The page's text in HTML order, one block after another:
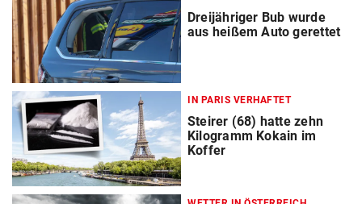
Dreijähriger Bub wurde
aus heißem Auto gerettet
IN PARIS VERHAFTET
Steirer (68) hatte zehn
Kilogramm Kokain im
Koffer